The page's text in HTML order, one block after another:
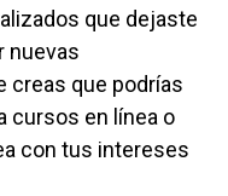
que dejaste
nuevas
creas que podrías
cursos en línea o
con tus intereses